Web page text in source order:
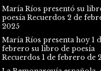
María Ríos presentó su
poesía Recuerdos 2 de
2025
María Ríos presenta hoy 1
febrero su libro de poesía
Recuerdos 1 de febrero de